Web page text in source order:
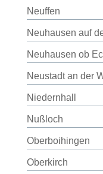
Neuffen
Neuhausen auf
Neuhausen ob
Neustadt an der
Niedernhall
Nußloch
Oberboihingen
Oberkirch